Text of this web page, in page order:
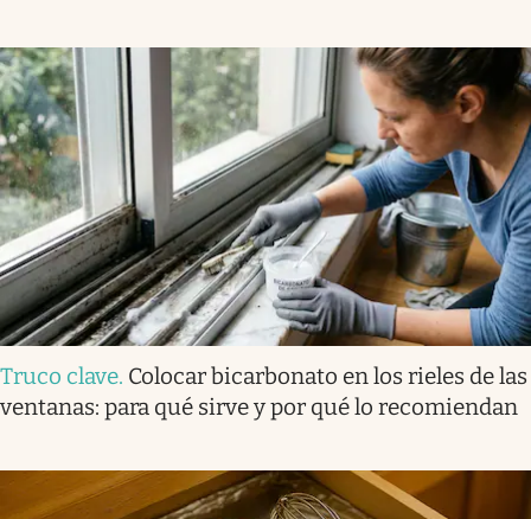
Truco clave. Colocar bicarbonato en los rieles de las
ventanas: para qué sirve y por qué lo recomiendan